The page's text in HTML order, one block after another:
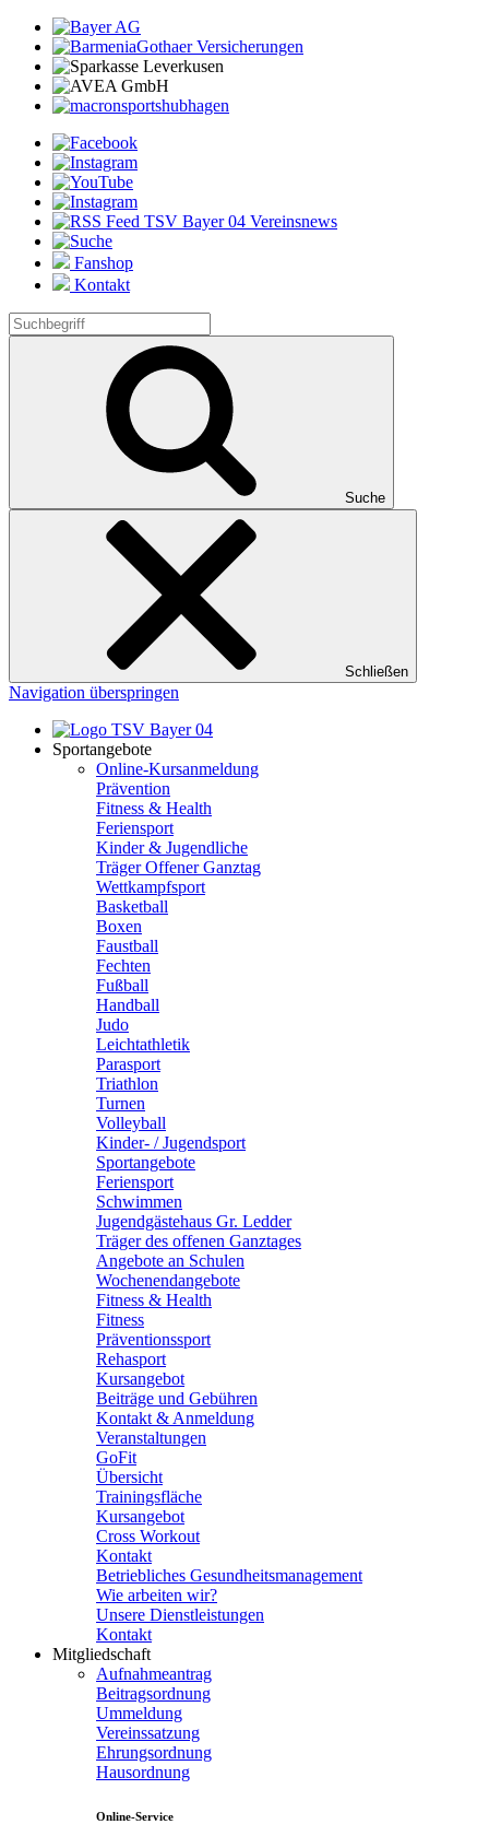
Fanshop
Kontakt
Suche
Schließen
Navigation überspringen
Sportangebote
Online-Kursanmeldung
Prävention
Fitness & Health
Feriensport
Kinder & Jugendliche
Träger Offener Ganztag
Wettkampfsport
Basketball
Boxen
Faustball
Fechten
Fußball
Handball
Judo
Leichtathletik
Parasport
Triathlon
Turnen
Volleyball
Kinder- / Jugendsport
Sportangebote
Feriensport
Schwimmen
Jugendgästehaus Gr. Ledder
Träger des offenen Ganztages
Angebote an Schulen
Wochenendangebote
Fitness & Health
Fitness
Präventionssport
Rehasport
Kursangebot
Beiträge und Gebühren
Kontakt & Anmeldung
Veranstaltungen
GoFit
Übersicht
Trainingsfläche
Kursangebot
Cross Workout
Kontakt
Betriebliches Gesundheitsmanagement
Wie arbeiten wir?
Unsere Dienstleistungen
Kontakt
Mitgliedschaft
Aufnahmeantrag
Beitragsordnung
Ummeldung
Vereinssatzung
Ehrungsordnung
Hausordnung
Online-Service